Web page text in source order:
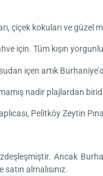
çiçek kokuları ve
için. Tüm kışın
içen artık
nadir plajlardan
Pelitköy Zeytin
Ancak
almalısınız.